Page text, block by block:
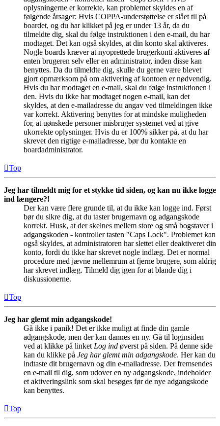
oplysningerne er korrekte, kan problemet skyldes en af
følgende årsager: Hvis COPPA-understøttelse er slået til på
boardet, og du har klikket på jeg er under 13 år, da du
tilmeldte dig, skal du følge instruktionen i den e-mail, du har
modtaget. Det kan også skyldes, at din konto skal aktiveres.
Nogle boards kræver at nyoprettede brugerkonti aktiveres af
enten brugeren selv eller en administrator, inden disse kan
benyttes. Da du tilmeldte dig, skulle du gerne være blevet
gjort opmærksom på om aktivering af kontoen er nødvendig.
Hvis du har modtaget en e-mail, skal du følge instruktionen i
den. Hvis du ikke har modtaget nogen e-mail, kan det
skyldes, at den e-mailadresse du angav ved tilmeldingen ikke
var korrekt. Aktivering benyttes for at mindske muligheden
for, at uønskede personer misbruger systemet ved at give
ukorrekte oplysninger. Hvis du er 100% sikker på, at du har
skrevet den rigtige e-mailadresse, bør du kontakte en
boardadministrator.
Top
Jeg har tilmeldt mig for et stykke tid siden, og kan nu ikke logge
ind længere?!
Der kan være flere grunde til, at du ikke kan logge ind. Først
bør du sikre dig, at du taster brugernavn og adgangskode
korrekt. Husk, at der skelnes mellem store og små bogstaver i
adgangskoden - kontroller tasten "Caps Lock". Problemet kan
også skyldes, at administratoren har slettet eller deaktiveret din
konto, fordi du ikke har skrevet nogle indlæg. Det er normal
procedure med jævne mellemrum at fjerne brugere, som aldrig
har skrevet indlæg. Tilmeld dig igen for at blande dig i
diskussionerne.
Top
Jeg har glemt min adgangskode!
Gå ikke i panik! Det er ikke muligt at finde din gamle
adgangskode, men der kan dannes en ny. Gå til loginsiden
ved at klikke på linket Log ind øverst på siden. På denne side
kan du klikke på Jeg har glemt min adgangskode. Her kan du
indtaste dit brugernavn og din e-mailadresse. Der fremsendes
en e-mail til dig, som udover en ny adgangskode, indeholder
et aktiveringslink som skal besøges før de nye adgangskode
kan benyttes.
Top